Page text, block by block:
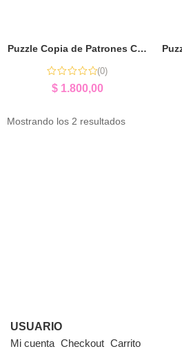
Puzzle Copia de Patrones Camiones | Lógica y Concentración
(0)
$1.800,00
Mostrando los 2 resultados
USUARIO
Mi cuenta Checkout Carrito